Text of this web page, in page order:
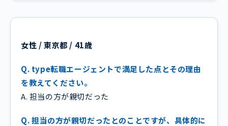
女性 / 東京都 / 41歳
Q. type転職エージェントで満足した点とその理由
を教えてください。
A. 担当の方が親切だった
Q. 担当の方が親切だったとのことですが、具体的に